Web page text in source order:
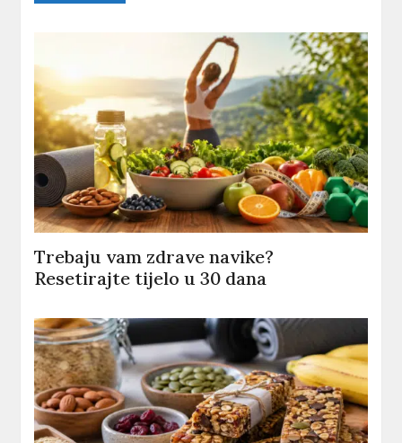
Trebaju vam zdrave navike?
Resetirajte tijelo u 30 dana